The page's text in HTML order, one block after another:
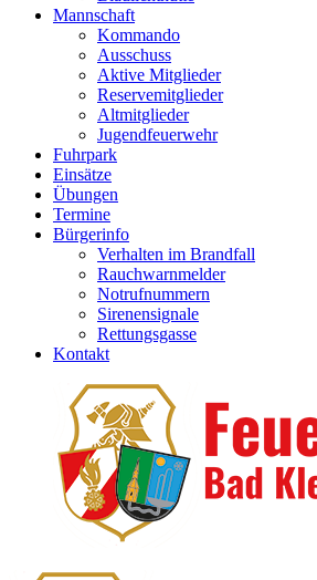
Mannschaft
Kommando
Ausschuss
Aktive Mitglieder
Reservemitglieder
Altmitglieder
Jugendfeuerwehr
Fuhrpark
Einsätze
Übungen
Termine
Bürgerinfo
Verhalten im Brandfall
Rauchwarnmelder
Notrufnummern
Sirenensignale
Rettungsgasse
Kontakt